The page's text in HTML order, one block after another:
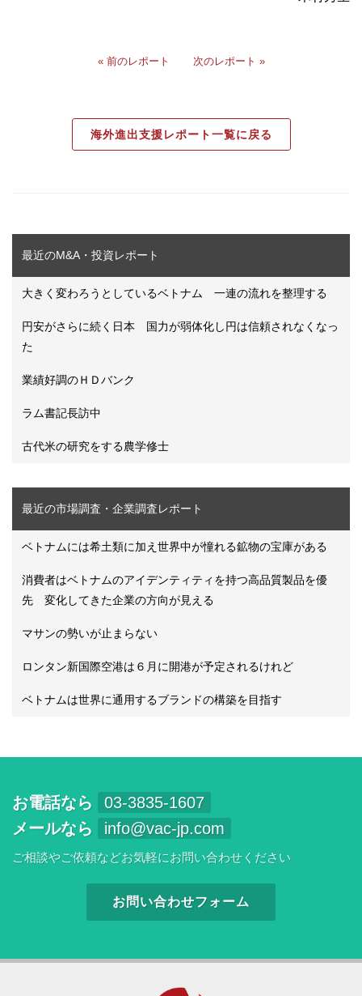
« 前のレポート 次のレポート »
海外進出支援レポート一覧に戻る
最近のM&A・投資レポート
大きく変わろうとしているベトナム 一連の流れを整理する
円安がさらに続く日本 国力が弱体化し円は信頼されなくなっ
た
業績好調のＨＤバンク
ラム書記長訪中
古代米の研究をする農学修士
最近の市場調査・企業調査レポート
ベトナムには希土類に加え世界中が憧れる鉱物の宝庫がある
消費者はベトナムのアイデンティティを持つ高品質製品を優
先 変化してきた企業の方向が見える
マサンの勢いが止まらない
ロンタン新国際空港は６月に開港が予定されるけれど
ベトナムは世界に通用するブランドの構築を目指す
お電話なら
03-3835-1607
メールなら
info@vac-jp.com
ご相談やご依頼などお気軽にお問い合わせください
お問い合わせフォーム